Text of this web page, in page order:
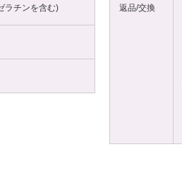
ラチンを含む)
返品/交換